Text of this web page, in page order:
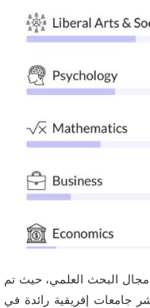
مجال البحث العلمي، حيث تم
عن عشر جامعات إفريقية رائدة في